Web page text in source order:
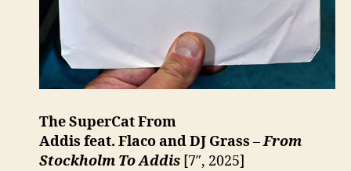
The SuperCat From
Addis feat. Flaco and DJ Grass –From
Stockholm To Addis [7″, 2025]